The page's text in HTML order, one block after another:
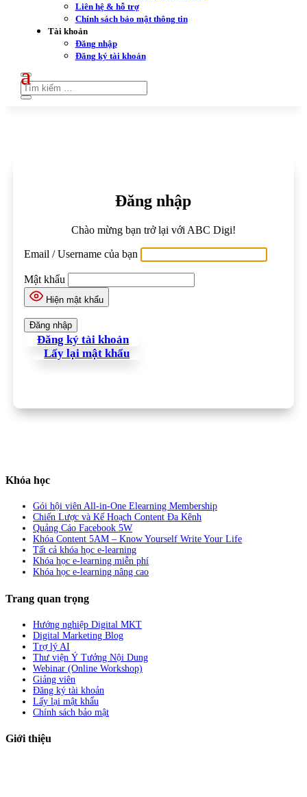
Liên hệ & hỗ trợ
Chính sách bảo mật thông tin
Tài khoản
Đăng nhập
Đăng ký tài khoản
Đăng nhập
Chào mừng bạn trở lại với ABC Digi!
Email / Username của bạn
Mật khẩu
Hiện mật khẩu
Đăng ký tài khoản
Lấy lại mật khẩu
Khóa học
Gói hội viên All-in-One Elearning Membership
Chiến Lược và Kế Hoạch Content Đa Kênh
Quảng Cáo Facebook 5W
Khóa Content 5AM – Know Yourself Write Your Life
Tất cả khóa học e-learning
Khóa học e-learning miễn phí
Khóa học e-learning nâng cao
Trang quan trọng
Hướng nghiệp Digital MKT
Digital Marketing Blog
Trợ lý AI
Thư viện Ý Tưởng Nội Dung
Webinar (Online Workshop)
Giảng viên
Đăng ký tài khoản
Lấy lại mật khẩu
Chính sách bảo mật
Giới thiệu